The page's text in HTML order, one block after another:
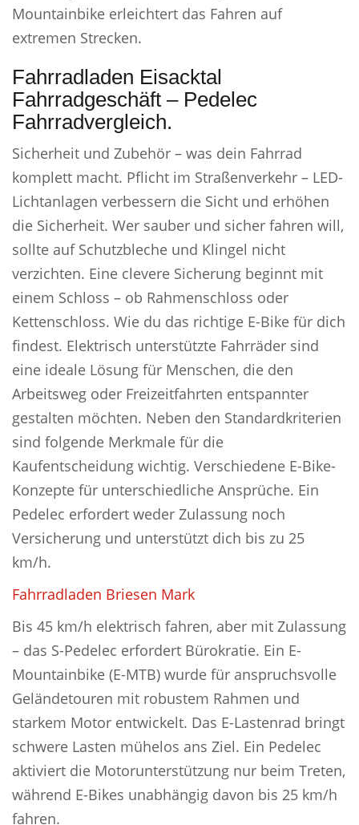
Mountainbike erleichtert das Fahren auf
extremen Strecken.
Fahrradladen Eisacktal
Fahrradgeschäft – Pedelec
Fahrradvergleich.
Sicherheit und Zubehör – was dein Fahrrad
komplett macht. Pflicht im Straßenverkehr – LED-
Lichtanlagen verbessern die Sicht und erhöhen
die Sicherheit. Wer sauber und sicher fahren will,
sollte auf Schutzbleche und Klingel nicht
verzichten. Eine clevere Sicherung beginnt mit
einem Schloss – ob Rahmenschloss oder
Kettenschloss. Wie du das richtige E-Bike für dich
findest. Elektrisch unterstützte Fahrräder sind
eine ideale Lösung für Menschen, die den
Arbeitsweg oder Freizeitfahrten entspannter
gestalten möchten. Neben den Standardkriterien
sind folgende Merkmale für die
Kaufentscheidung wichtig. Verschiedene E-Bike-
Konzepte für unterschiedliche Ansprüche. Ein
Pedelec erfordert weder Zulassung noch
Versicherung und unterstützt dich bis zu 25
km/h.
Fahrradladen Briesen Mark
Bis 45 km/h elektrisch fahren, aber mit Zulassung
– das S-Pedelec erfordert Bürokratie. Ein E-
Mountainbike (E-MTB) wurde für anspruchsvolle
Geländetouren mit robustem Rahmen und
starkem Motor entwickelt. Das E-Lastenrad bringt
schwere Lasten mühelos ans Ziel. Ein Pedelec
aktiviert die Motorunterstützung nur beim Treten,
während E-Bikes unabhängig davon bis 25 km/h
fahren.